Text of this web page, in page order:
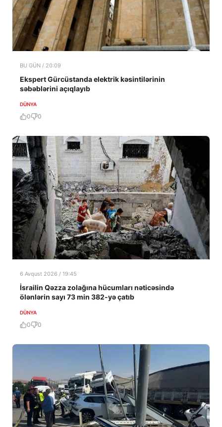
BU GÜN / 20:09
Ekspert Gürcüstanda elektrik kəsintilərinin
səbəblərini açıqlayıb
DÜNYA
0 0
6 Avqust 2026 / 19:45
İsrailin Qəzza zolağına hücumları nəticəsində
ölənlərin sayı 73 min 382-yə çatıb
DÜNYA
0 0